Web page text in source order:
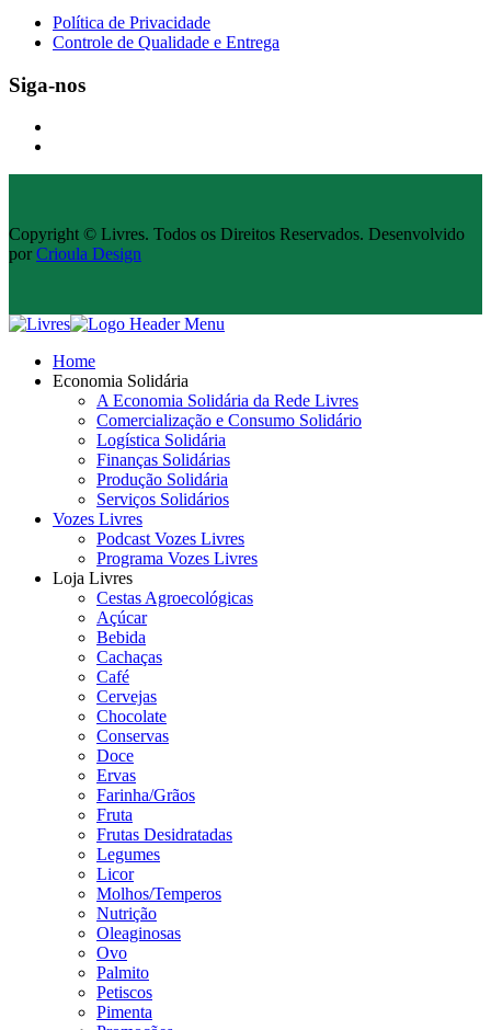
Política de Privacidade
Controle de Qualidade e Entrega
Siga-nos
Copyright © Livres. Todos os Direitos Reservados. Desenvolvido
por Crioula Design
Home
Economia Solidária
A Economia Solidária da Rede Livres
Comercialização e Consumo Solidário
Logística Solidária
Finanças Solidárias
Produção Solidária
Serviços Solidários
Vozes Livres
Podcast Vozes Livres
Programa Vozes Livres
Loja Livres
Cestas Agroecológicas
Açúcar
Bebida
Cachaças
Café
Cervejas
Chocolate
Conservas
Doce
Ervas
Farinha/Grãos
Fruta
Frutas Desidratadas
Legumes
Licor
Molhos/Temperos
Nutrição
Oleaginosas
Ovo
Palmito
Petiscos
Pimenta